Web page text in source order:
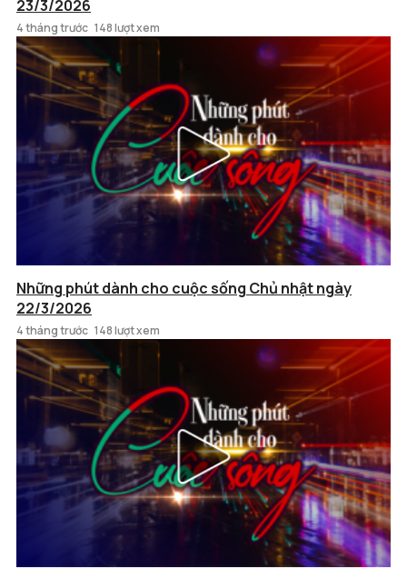
23/3/2026
4 tháng trước 148 lượt xem
Những phút dành cho cuộc sống Chủ nhật ngày
22/3/2026
4 tháng trước 148 lượt xem